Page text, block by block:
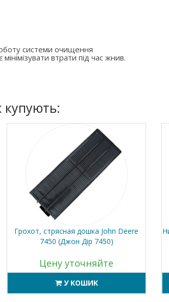
системи очищення
втрати під час жнив.
Грохот, стрясная дошка John Deere
7450 (Джон Дір 7450)
Цену уточняйте
У КОШИК